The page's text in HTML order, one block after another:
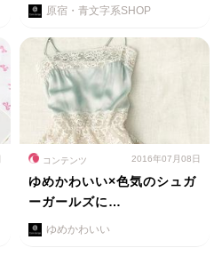
原宿・青文字系SHOP
コンテンツ 2016年07月08日
ゆめかわいい×色気のシュガ
ーガールズに…
ゆめかわいい